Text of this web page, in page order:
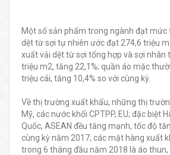
Một số sản phẩm trong ngành đạt
dệt từ sợi tự nhiên ước đạt 274,6 triệu
xuất vải dệt từ sợi tổng hợp và sợi nhân
triệu m2, tăng 22,1%; quần áo mặc
triệu cái, tăng 10,4% so với cùng kỳ.
Về thị trường xuất khẩu, những thị
Mỹ, các nước khối CPTPP, EU; đặc biệt
Quốc, ASEAN đều tăng mạnh, tốc độ
cùng kỳ năm 2017; các mặt hàng xuất
trong 6 tháng đầu năm 2018 là áo thun,